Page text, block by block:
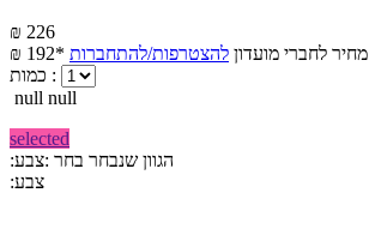
₪ 226
₪ 192*
מחיר לחברי מועדון להצטרפות/להתחברות
כמות :
null null
selected
:הגוון שנבחר בחר :צבע
:צבע